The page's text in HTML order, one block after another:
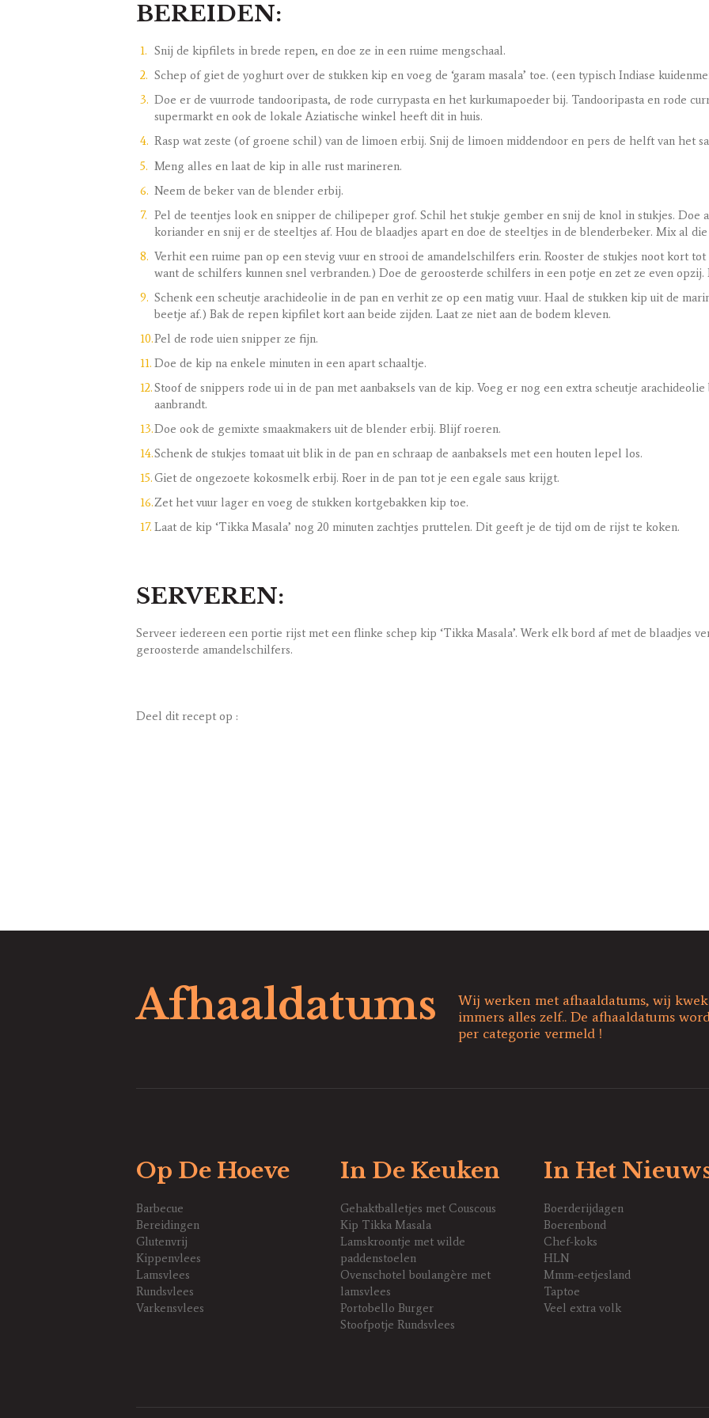
BEREIDEN:
Snij de kipfilets in brede repen, en doe ze in een ruime mengschaal.
Schep of giet de yoghurt over de stukken kip en voeg de ‘garam masala’ toe. (een typisch Indiase
Doe er de vuurrode tandooripasta, de rode currypasta en het kurkumapoeder bij. Tandooripasta en rode
supermarkt en ook de lokale Aziatische winkel heeft dit in huis.
Rasp wat zeste (of groene schil) van de limoen erbij. Snij de limoen middendoor en pers de helft van het
Meng alles en laat de kip in alle rust marineren.
Neem de beker van de blender erbij.
Pel de teentjes look en snipper de chilipeper grof. Schil het stukje gember en snij de knol in stukjes. Doe
koriander en snij er de steeltjes af. Hou de blaadjes apart en doe de steeltjes in de blenderbeker. Mix al die
Verhit een ruime pan op een stevig vuur en strooi de amandelschilfers erin. Rooster de stukjes noot kort
want de schilfers kunnen snel verbranden.) Doe de geroosterde schilfers in een potje en zet ze even opzij.
Schenk een scheutje arachideolie in de pan en verhit ze op een matig vuur. Haal de stukken kip uit de
beetje af.) Bak de repen kipfilet kort aan beide zijden. Laat ze niet aan de bodem kleven.
Pel de rode uien snipper ze fijn.
Doe de kip na enkele minuten in een apart schaaltje.
Stoof de snippers rode ui in de pan met aanbaksels van de kip. Voeg er nog een extra scheutje
aanbrandt.
Doe ook de gemixte smaakmakers uit de blender erbij. Blijf roeren.
Schenk de stukjes tomaat uit blik in de pan en schraap de aanbaksels met een houten lepel los.
Giet de ongezoete kokosmelk erbij. Roer in de pan tot je een egale saus krijgt.
Zet het vuur lager en voeg de stukken kortgebakken kip toe.
Laat de kip ‘Tikka Masala’ nog 20 minuten zachtjes pruttelen. Dit geeft je de tijd om de rijst te koken.
SERVEREN:
Serveer iedereen een portie rijst met een flinke schep kip ‘Tikka Masala’. Werk elk bord af met de blaadjes
geroosterde amandelschilfers.
Deel dit recept op :
Afhaaldatums
Wij werken met afhaaldatums, wij
immers alles zelf.. De afhaaldatums
per categorie vermeld !
Op De Hoeve
Barbecue
Bereidingen
Glutenvrij
Kippenvlees
Lamsvlees
Rundsvlees
Varkensvlees
In De Keuken
Gehaktballetjes met Couscous
Kip Tikka Masala
Lamskroontje met wilde
paddenstoelen
Ovenschotel boulangère met
lamsvlees
Portobello Burger
Stoofpotje Rundsvlees
In Het
Boerderijdagen
Boerenbond
Chef-koks
HLN
Mmm-eetjesland
Taptoe
Veel extra volk